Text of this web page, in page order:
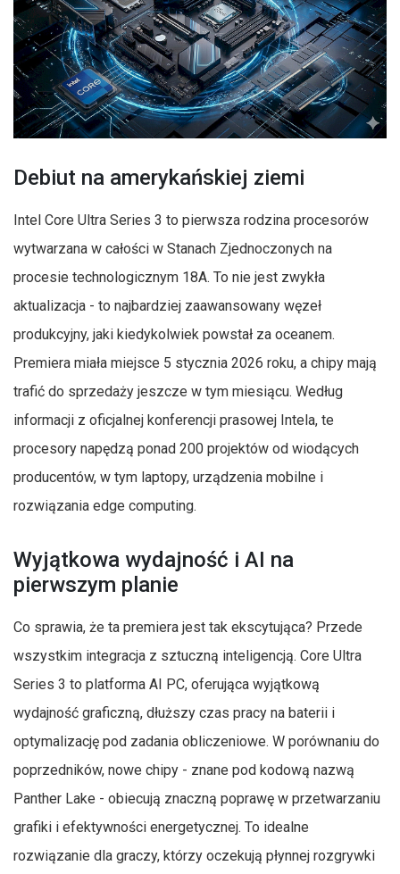
Debiut na amerykańskiej ziemi
Intel Core Ultra Series 3 to pierwsza rodzina procesorów
wytwarzana w całości w Stanach Zjednoczonych na
procesie technologicznym 18A. To nie jest zwykła
aktualizacja - to najbardziej zaawansowany węzeł
produkcyjny, jaki kiedykolwiek powstał za oceanem.
Premiera miała miejsce 5 stycznia 2026 roku, a chipy mają
trafić do sprzedaży jeszcze w tym miesiącu. Według
informacji z oficjalnej konferencji prasowej Intela, te
procesory napędzą ponad 200 projektów od wiodących
producentów, w tym laptopy, urządzenia mobilne i
rozwiązania edge computing.
Wyjątkowa wydajność i AI na
pierwszym planie
Co sprawia, że ta premiera jest tak ekscytująca? Przede
wszystkim integracja z sztuczną inteligencją. Core Ultra
Series 3 to platforma AI PC, oferująca wyjątkową
wydajność graficzną, dłuższy czas pracy na baterii i
optymalizację pod zadania obliczeniowe. W porównaniu do
poprzedników, nowe chipy - znane pod kodową nazwą
Panther Lake - obiecują znaczną poprawę w przetwarzaniu
grafiki i efektywności energetycznej. To idealne
rozwiązanie dla graczy, którzy oczekują płynnej rozgrywki